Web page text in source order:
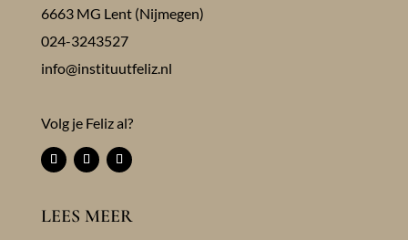
6663 MG Lent (Nijmegen)
024-3243527
info@instituutfeliz.nl
Volg je Feliz al?
LEES MEER